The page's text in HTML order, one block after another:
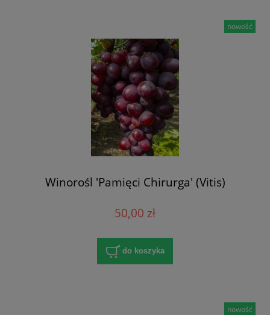
Winorośl 'Pamięci Chirurga' (Vitis)
50,00 zł
do koszyka
nowość
nowość